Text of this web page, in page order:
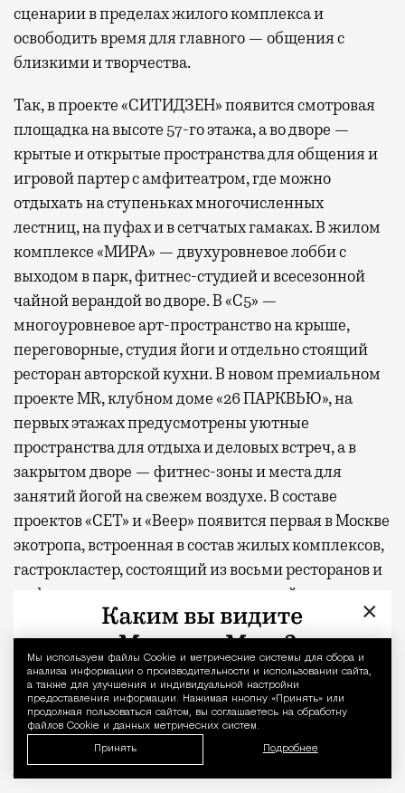
Уведомление
Мы используем файлы Сookie и метрические системы для сбора и
анализа информации о производительности и использовании сайта,
а также для улучшения и индивидуальной настройки
предоставления информации. Нажимая кнопку «Принять» или
продолжая пользоваться сайтом, вы соглашаетесь на обработку
файлов Cookie и данных метрических систем.
Принять Подробнее
сценарии в пределах жилого комплекса и
освободить время для главного — общения с
близкими и творчества.
Так, в проекте «СИТИДЗЕН» появится смотровая
площадка на высоте 57-го этажа, а во дворе —
крытые и открытые пространства для общения и
игровой партер с амфитеатром, где можно
отдыхать на ступеньках многочисленных
лестниц, на пуфах и в сетчатых гамаках. В жилом
комплексе «МИРА» — двухуровневое лобби с
выходом в парк, фитнес-студией и всесезонной
чайной верандой во дворе. В «С5» —
многоуровневое арт-пространство на крыше,
переговорные, студия йоги и отдельно стоящий
ресторан авторской кухни. В новом премиальном
проекте MR, клубном доме «26 ПАРКВЬЮ», на
первых этажах предусмотрены уютные
пространства для отдыха и деловых встреч, а в
закрытом дворе — фитнес-зоны и места для
занятий йогой на свежем воздухе. В составе
проектов «СЕТ» и «Веер»появитсяпервая в Москве
экотропа, встроенная в состав жилых комплексов,
гастрокластер, состоящий из восьми ресторанов и
20 фуд-корнеров, а также спортивный комплекс с
* По данным опроса MR Analytics
** Заглавное фото — парк «Дубки»
Фото: пресс-служба MR Group,
BearFotos/shutterstock.com/Fotodom
×